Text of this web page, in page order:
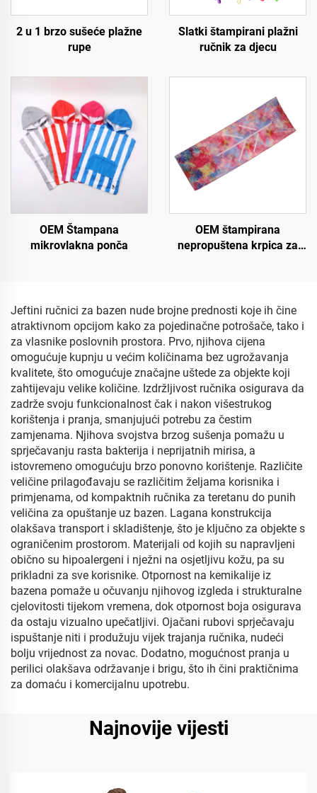
2 u 1 brzo sušeće plažne
rupe
Slatki štampirani plažni
ručnik za djecu
OEM Štampana
mikrovlakna ponča
OEM štampirana
nepropuštena krpica za
Jeftini ručnici za bazen nude brojne prednosti koje ih čine
atraktivnom opcijom kako za pojedinačne potrošače, tako i
za vlasnike poslovnih prostora. Prvo, njihova cijena
omogućuje kupnju u većim količinama bez ugrožavanja
kvalitete, što omogućuje značajne uštede za objekte koji
zahtijevaju velike količine. Izdržljivost ručnika osigurava da
zadrže svoju funkcionalnost čak i nakon višestrukog
korištenja i pranja, smanjujući potrebu za čestim
zamjenama. Njihova svojstva brzog sušenja pomažu u
sprječavanju rasta bakterija i neprijatnih mirisa, a
istovremeno omogućuju brzo ponovno korištenje. Različite
veličine prilagođavaju se različitim željama korisnika i
primjenama, od kompaktnih ručnika za teretanu do punih
veličina za opuštanje uz bazen. Lagana konstrukcija
olakšava transport i skladištenje, što je ključno za objekte s
ograničenim prostorom. Materijali od kojih su napravljeni
obično su hipoalergeni i nježni na osjetljivu kožu, pa su
prikladni za sve korisnike. Otpornost na kemikalije iz
bazena pomaže u očuvanju njihovog izgleda i strukturalne
cjelovitosti tijekom vremena, dok otpornost boja osigurava
da ostaju vizualno upečatljivi. Ojačani rubovi sprječavaju
ispuštanje niti i produžuju vijek trajanja ručnika, nudeći
bolju vrijednost za novac. Dodatno, mogućnost pranja u
perilici olakšava održavanje i brigu, što ih čini praktičnima
za domaću i komercijalnu upotrebu.
Najnovije vijesti